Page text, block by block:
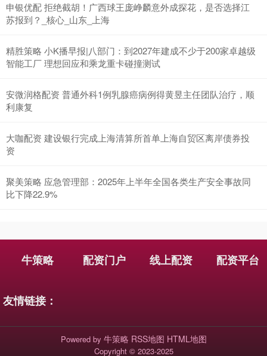
申银优配 拒绝截胡！广西球王庞峥麟意外成探花，是否选择江
苏报到？_核心_山东_上海
精胜策略 小K播早报|八部门：到2027年建成不少于200家卓越级
智能工厂 理想回应和乘龙重卡碰撞测试
安微润格配资 普通外科1例乳腺癌病例得黄昱主任团队治疗，顺
利康复
大咖配资 建设银行完成上海清算所首单上海自贸区离岸债券投
资
聚美策略 应急管理部：2025年上半年全国各类生产安全事故同
比下降22.9%
牛策略 配资门户 线上配资 配资平台
友情链接：
Powered by 牛策略 RSS地图 HTML地图
Copyright © 2023-2025